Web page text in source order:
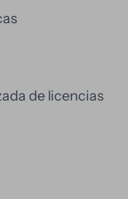
de licencias